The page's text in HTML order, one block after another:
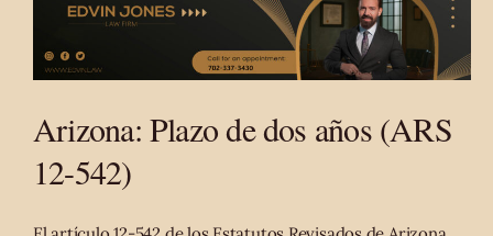
Arizona: Plazo de dos años (ARS
12-542)